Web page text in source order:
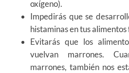
oxígeno).
Impedirás que se
histaminas en tus
Evitarás que los
vuelvan marrones.
marrones, también nos